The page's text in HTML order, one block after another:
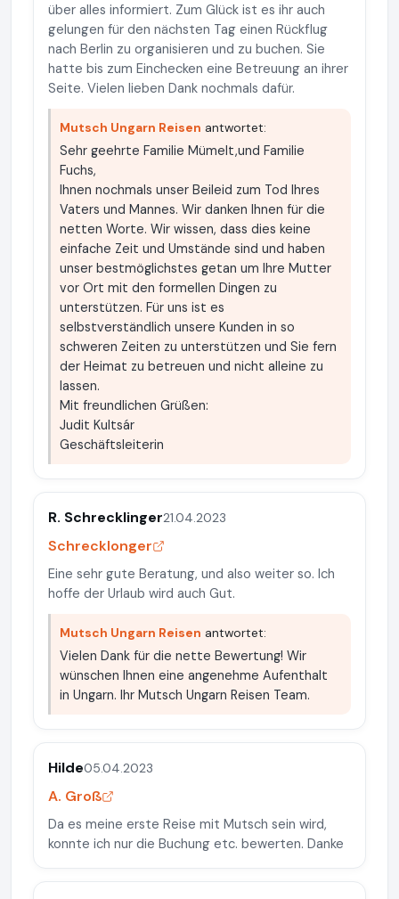
über alles informiert. Zum Glück ist es ihr auch
gelungen für den nächsten Tag einen Rückflug
nach Berlin zu organisieren und zu buchen. Sie
hatte bis zum Einchecken eine Betreuung an ihrer
Seite. Vielen lieben Dank nochmals dafür.
Mutsch Ungarn Reisen antwortet:
Sehr geehrte Familie Mümelt,und Familie
Fuchs,
Ihnen nochmals unser Beileid zum Tod Ihres
Vaters und Mannes. Wir danken Ihnen für die
netten Worte. Wir wissen, dass dies keine
einfache Zeit und Umstände sind und haben
unser bestmöglichstes getan um Ihre Mutter
vor Ort mit den formellen Dingen zu
unterstützen. Für uns ist es
selbstverständlich unsere Kunden in so
schweren Zeiten zu unterstützen und Sie fern
der Heimat zu betreuen und nicht alleine zu
lassen.
Mit freundlichen Grüßen:
Judit Kultsár
Geschäftsleiterin
R. Schrecklinger21.04.2023
Schrecklonger
Eine sehr gute Beratung, und also weiter so. Ich
hoffe der Urlaub wird auch Gut.
Mutsch Ungarn Reisen antwortet:
Vielen Dank für die nette Bewertung! Wir
wünschen Ihnen eine angenehme Aufenthalt
in Ungarn. Ihr Mutsch Ungarn Reisen Team.
Hilde05.04.2023
A. Groß
Da es meine erste Reise mit Mutsch sein wird,
konnte ich nur die Buchung etc. bewerten. Danke